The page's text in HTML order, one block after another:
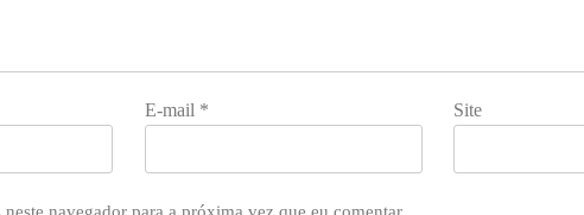
E-mail * Site
neste navegador para a próxima vez que eu comentar.